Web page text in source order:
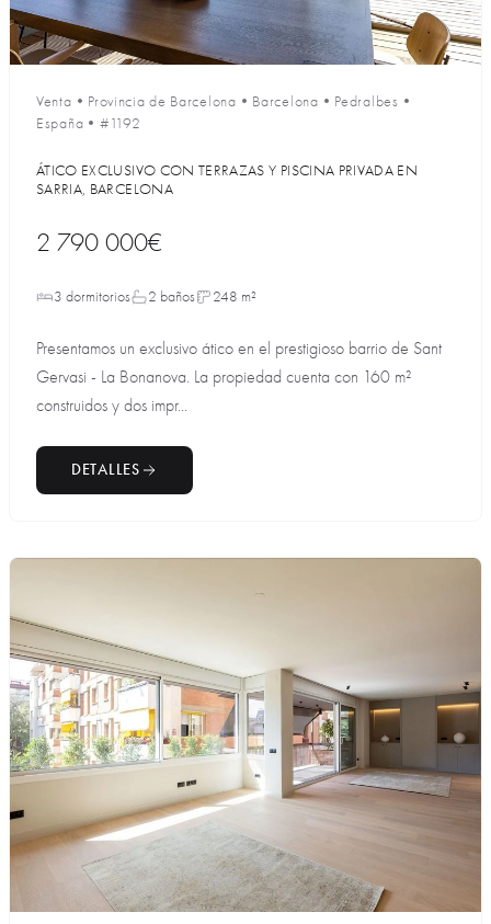
Venta • Provincia de Barcelona • Barcelona • Pedralbes •
España • #1192
ÁTICO EXCLUSIVO CON TERRAZAS Y PISCINA PRIVADA EN
SARRIA, BARCELONA
2 790 000€
3 dormitorios 2 baños 248 m²
Presentamos un exclusivo ático en el prestigioso barrio de Sant
Gervasi - La Bonanova. La propiedad cuenta con 160 m²
construidos y dos impr...
DETALLES